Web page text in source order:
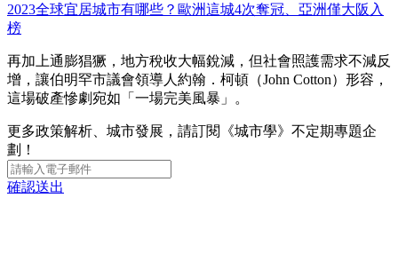
2023全球宜居城市有哪些？歐洲這城4次奪冠、亞洲僅大阪入
榜
再加上通膨猖獗，地方稅收大幅銳減，但社會照護需求不減反
增，讓伯明罕市議會領導人約翰．柯頓（John Cotton）形容，
這場破產慘劇宛如「一場完美風暴」。
更多政策解析、城市發展，請訂閱《城市學》不定期專題企
劃！
確認送出